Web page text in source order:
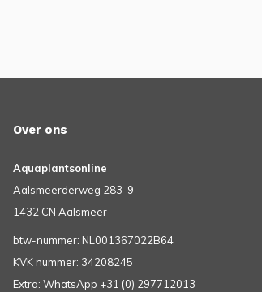
Over ons
Aquaplantsonline
Aalsmeerderweg 283-9
1432 CN Aalsmeer
btw-nummer: NL001367022B64
KVK nummer: 34208245
Extra: WhatsApp +31 (0) 297712013